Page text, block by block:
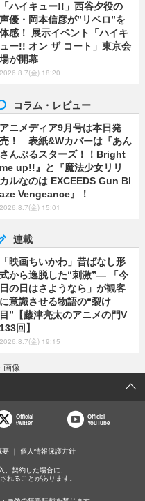
「ハイキュー!!」西谷夕役の
声優・岡本信彦が”リベロ”を
体感！ 展示イベント「ハイキ
ュー!! オン ザ コート」東京会
場が開幕
2026.8.7(金) 18:20
コラム・レビュー
アニメディア9月号は本日発
売！ 表紙&Wカバーは『あん
さんぶるスターズ！！Bright
me up!!』と『魔法少女リリ
カルなのは EXCEEDS Gun Bl
aze Vengeance』！
2026.8.7(金) 15:01
連載
「映画ちいかわ」昔ばなし形
式から逸脱した“刺激”― 「今
日の日はさようなら」が観客
に意識させる物語の“裂け
目”【藤津亮太のアニメの門V
133回】
2026.8.7(金) 19:15
画像
Official
twitter
Official
YouTube
要 個人情報保護方針
契約した場合に、
れることがあります。